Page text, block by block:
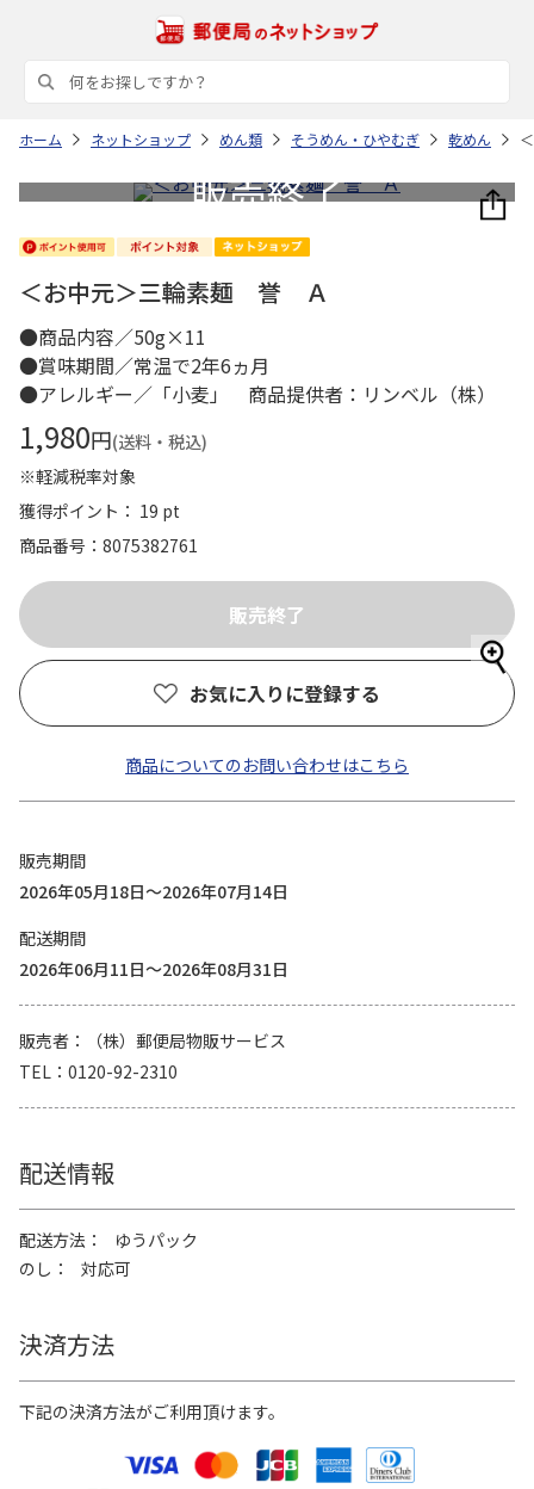
ホーム ネットショップ めん類 そうめん・ひやむぎ 乾めん
＜お中元＞三輪素麺 誉 Ａ
●商品内容／50g×11
●賞味期間／常温で2年6ヵ月
●アレルギー／「小麦」 商品提供者：リンベル（株）
1,980円(送料・税込)
※軽減税率対象
獲得ポイント： 19 pt
商品番号
8075382761
お気に入りに登録する
商品についてのお問い合わせはこちら
販売期間
2026年05月18日～2026年07月14日
配送期間
2026年06月11日～2026年08月31日
販売者
（株）郵便局物販サービス
TEL
0120-92-2310
配送情報
配送方法
ゆうパック
のし
対応可
決済方法
下記の決済方法がご利用頂けます。